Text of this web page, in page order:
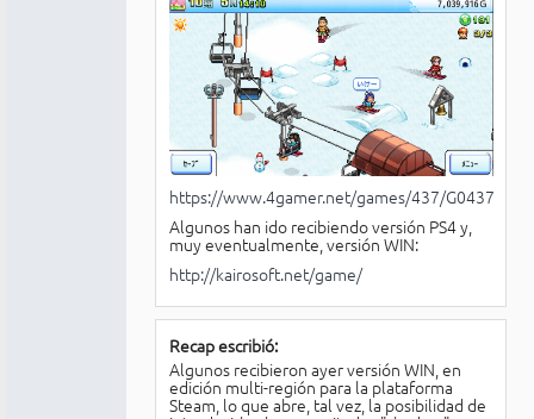
https://www.4gamer.net/games/437/G043770/
Algunos han ido recibiendo versión PS4 y,
muy eventualmente, versión WIN:
http://kairosoft.net/game/
Recap escribió:
Algunos recibieron ayer versión WIN, en
edición multi-región para la plataforma
Steam, lo que abre, tal vez, la posibilidad de